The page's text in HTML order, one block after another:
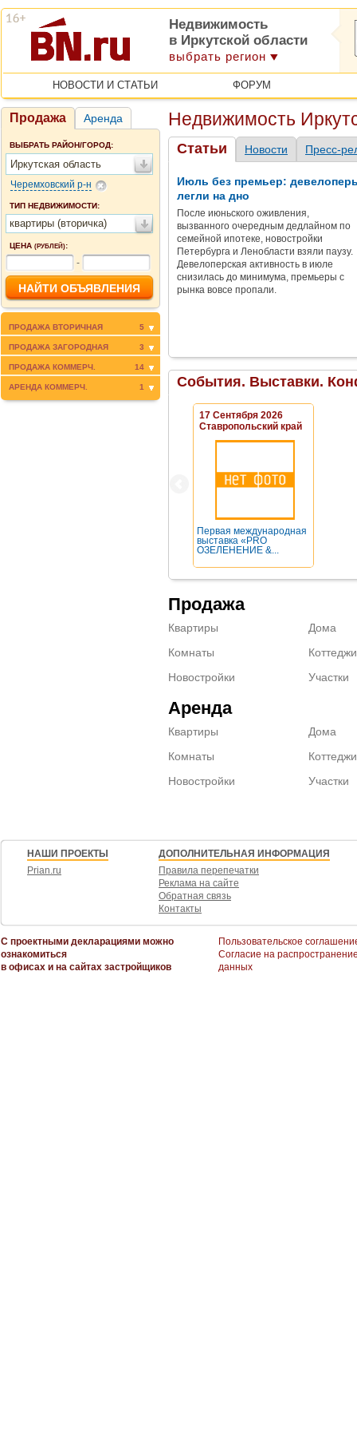
Недвижимость
в Иркутской области
выбрать регион
НОВОСТИ И СТАТЬИ ФОРУМ
Продажа Аренда
ВЫБРАТЬ РАЙОН/ГОРОД:
Иркутская область
Черемховский р-н
ТИП НЕДВИЖИМОСТИ:
квартиры (вторичка)
ЦЕНА (РУБЛЕЙ):
-
ПРОДАЖА ВТОРИЧНАЯ 5
ПРОДАЖА ЗАГОРОДНАЯ 3
ПРОДАЖА КОММЕРЧ. 14
АРЕНДА КОММЕРЧ. 1
Недвижимость
Статьи Новости Пресс-
Июль без премьер:
легли на дно
После июньского оживления,
вызванного очередным дедлайном по
семейной ипотеке, новостройки
Петербурга и Ленобласти взяли паузу.
Девелоперская активность в июле
снизилась до минимума, премьеры с
рынка вовсе пропали.
События. Выставки.
17 Сентября 2026
Ставропольский край
Первая международная
выставка «PRO
ОЗЕЛЕНЕНИЕ &...
Продажа
Квартиры
Комнаты
Новостройки
Дома
Коттеджи
Участки
Аренда
Квартиры
Комнаты
Новостройки
Дома
Коттеджи
Участки
НАШИ ПРОЕКТЫ
Prian.ru
ДОПОЛНИТЕЛЬНАЯ ИНФОРМАЦИЯ
Правила перепечатки
Реклама на сайте
Обратная связь
Контакты
С проектными декларациями можно
ознакомиться
в офисах и на сайтах застройщиков
Пользовательское
Согласие на
данных